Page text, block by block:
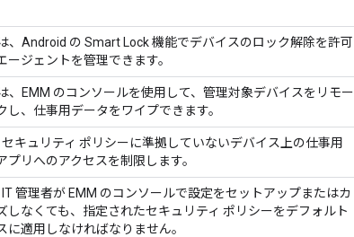
、Android の Smart Lock 機能でデバイスのロック解除を許可
ージェントを管理できます。
、EMM のコンソールを使用して、管理対象デバイスをリモー
し、仕事用データをワイプできます。
セキュリティ ポリシーに準拠していないデバイス上の仕事用
プリへのアクセスを制限します。
IT 管理者が EMM のコンソールで設定をセットアップまたはカ
しなくても、指定されたセキュリティ ポリシーをデフォルト
に適用しなければなりません。